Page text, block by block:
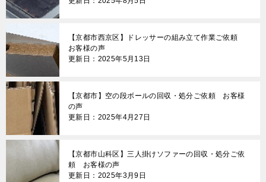
【京都市西京区】ドレッサーの組み立て作業ご依頼
お客様の声
更新日：2025年5月13日
【京都市】空の段ボールの回収・処分ご依頼 お客様
の声
更新日：2025年4月27日
【京都市山科区】三人掛けソファーの回収・処分ご依
頼 お客様の声
更新日：2025年3月9日